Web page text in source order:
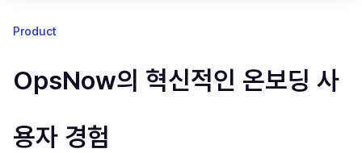
Product
OpsNow의 혁신적인 온보딩 사
용자 경험